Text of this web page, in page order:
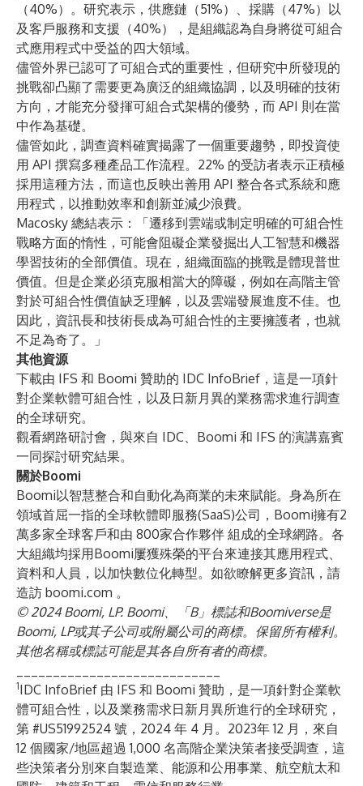
（40%）。研究表示，供應鏈（51%）、採購（47%）以
及客戶服務和支援（40%），是組織認為自身將從可組合
式應用程式中受益的四大領域。
儘管外界已認可了可組合式的重要性，但研究中所發現的
挑戰卻凸顯了需要更為廣泛的組織協調，以及明確的技術
方向，才能充分發揮可組合式架構的優勢，而 API 則在當
中作為基礎。
儘管如此，調查資料確實揭露了一個重要趨勢，即投資使
用 API 撰寫多種產品工作流程。22% 的受訪者表示正積極
採用這種方法，而這也反映出善用 API 整合各式系統和應
用程式，以推動效率和創新並減少浪費。
Macosky 總結表示：「遷移到雲端或制定明確的可組合性
戰略方面的惰性，可能會阻礙企業發掘出人工智慧和機器
學習技術的全部價值。現在，組織面臨的挑戰是體現普世
價值。但是企業必須克服相當大的障礙，例如在高階主管
對於可組合性價值缺乏理解，以及雲端發展進度不佳。也
因此，資訊長和技術長成為可組合性的主要擁護者，也就
不足為奇了。」
其他資源
下載由 IFS 和 Boomi 贊助的 IDC InfoBrief，這是一項針
對企業軟體可組合性，以及日新月異的業務需求進行調查
的全球研究。
觀看網路研討會 ，與來自 IDC、Boomi 和 IFS 的演講嘉賓
一同探討研究結果。
關於Boomi
Boomi以智慧整合和自動化為商業的未來賦能。身為所在
領域首屈一指的全球軟體即服務(SaaS)公司，Boomi擁有2
萬多家全球客戶和由 800家合作夥伴 組成的全球網路。各
大組織均採用Boomi屢獲殊榮的平台來連接其應用程式、
資料和人員，以加快數位化轉型。如欲瞭解更多資訊，請
造訪 boomi.com 。
© 2024 Boomi, LP. Boomi、「B」標誌和Boomiverse是
Boomi, LP或其子公司或附屬公司的商標。保留所有權利。
其他名稱或標誌可能是其各自所有者的商標。
1IDC InfoBrief 由 IFS 和 Boomi 贊助，是一項針對企業軟
體可組合性，以及業務需求日新月異所進行的全球研究，
第 #US51992524 號，2024 年 4 月。2023年 12 月，來自
12 個國家/地區超過 1,000 名高階企業決策者接受調查，這
些決策者分別來自製造業、能源和公用事業、航空航太和